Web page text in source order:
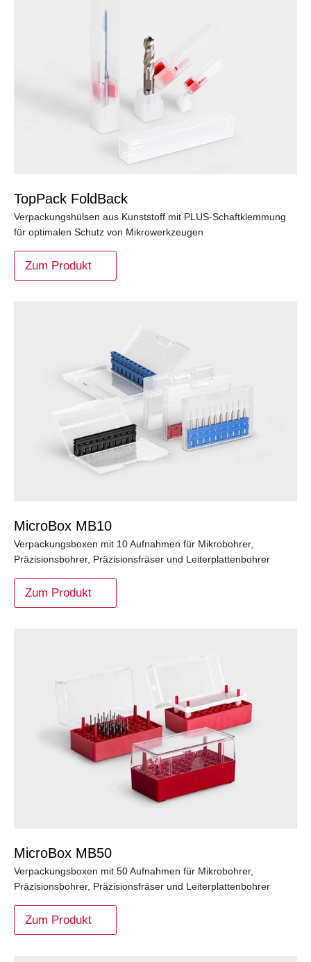
TopPack FoldBack
Verpackungshülsen aus Kunststoff mit PLUS-Schaftklemmung
für optimalen Schutz von Mikrowerkzeugen
Zum Produkt
MicroBox MB10
Verpackungsboxen mit 10 Aufnahmen für Mikrobohrer,
Präzisionsbohrer, Präzisionsfräser und Leiterplattenbohrer
Zum Produkt
MicroBox MB50
Verpackungsboxen mit 50 Aufnahmen für Mikrobohrer,
Präzisionsbohrer, Präzisionsfräser und Leiterplattenbohrer
Zum Produkt